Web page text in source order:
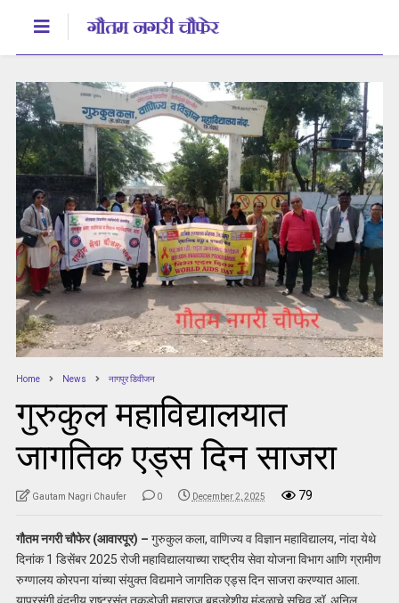
Home News नागपुर डिवीजन
गुरुकुल महाविद्यालयात
जागतिक एड्स दिन साजरा
Gautam Nagri Chaufer 0 December 2, 2025 79
गौतम नगरी चौफेर (आवारपूर) – गुरुकुल कला, वाणिज्य व विज्ञान महाविद्यालय, नांदा येथे
दिनांक 1 डिसेंबर 2025 रोजी महाविद्यालयाच्या राष्ट्रीय सेवा योजना विभाग आणि ग्रामीण
रुग्णालय कोरपना यांच्या संयुक्त विद्यमाने जागतिक एड्स दिन साजरा करण्यात आला.